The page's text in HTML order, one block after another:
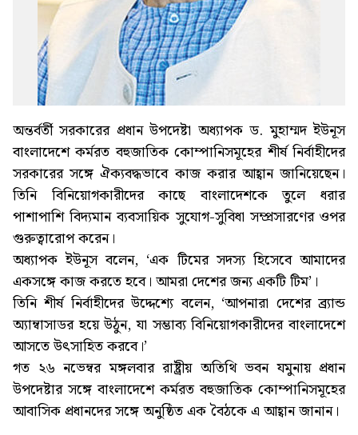
অন্তর্বর্তী সরকারের প্রধান উপদেষ্টা অধ্যাপক ড. মুহাম্মদ ইউনূস
বাংলাদেশে কর্মরত বহুজাতিক কোম্পানিসমূহের শীর্ষ নির্বাহীদের
সরকারের সঙ্গে ঐক্যবদ্ধভাবে কাজ করার আহ্বান জানিয়েছেন।
তিনি বিনিয়োগকারীদের কাছে বাংলাদেশকে তুলে ধরার
পাশাপাশি বিদ্যমান ব্যবসায়িক সুযোগ-সুবিধা সম্প্রসারণের ওপর
গুরুত্বারোপ করেন।
অধ্যাপক ইউনূস বলেন, ‘এক টিমের সদস্য হিসেবে আমাদের
একসঙ্গে কাজ করতে হবে। আমরা দেশের জন্য একটি টিম’।
তিনি শীর্ষ নির্বাহীদের উদ্দেশ্যে বলেন, ‘আপনারা দেশের ব্র্যান্ড
অ্যাম্বাসাডর হয়ে উঠুন, যা সম্ভাব্য বিনিয়োগকারীদের বাংলাদেশে
আসতে উৎসাহিত করবে।’
গত ২৬ নভেম্বর মঙ্গলবার রাষ্ট্রীয় অতিথি ভবন যমুনায় প্রধান
উপদেষ্টার সঙ্গে বাংলাদেশে কর্মরত বহুজাতিক কোম্পানিসমূহের
আবাসিক প্রধানদের সঙ্গে অনুষ্ঠিত এক বৈঠকে এ আহ্বান জানান।